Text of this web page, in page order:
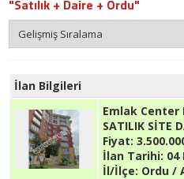
"Satılık + Daire + Ordu"
İlan Bilgileri
Emlak Center
SATILIK SİTE
Fiyat:
İlan Tarihi: 04
İl/İlçe: Ordu /